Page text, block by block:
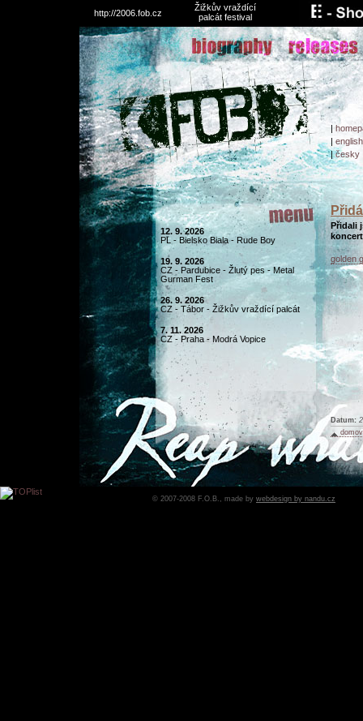
http://2006.fob.cz
Žižkův vraždící
palcát festival
|
| english
|česky
12. 9. 2026
PL - Bielsko Biala - Rude Boy
19. 9. 2026
CZ - Pardubice - Žlutý pes - Metal
Gurman Fest
26. 9. 2026
CZ - Tábor - Žižkův vraždící palcát
7. 11. 2026
CZ - Praha - Modrá Vopice
Přidali
golden
Datum:
© 2007-2008 F.O.B., made by webdesign by nandu.cz